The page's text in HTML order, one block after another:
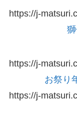
https://j-
https://j-
お祭り
https://j-